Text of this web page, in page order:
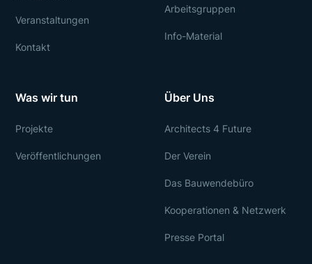
Veranstaltungen
Kontakt
Arbeitsgruppen
Info-Material
Was wir tun
Projekte
Veröffentlichungen
Über Uns
Architects 4 Future
Der Verein
Das Bauwendebüro
Kooperationen & Netzwerk
Presse Portal